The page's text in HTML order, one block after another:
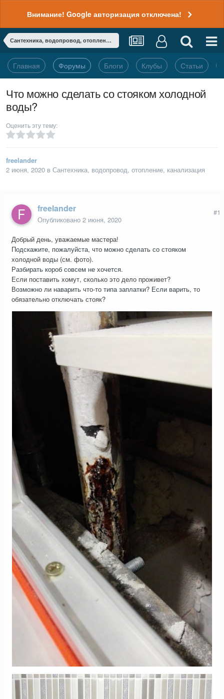
Внимание! Google авторизация отключена!
Сантехника, водопровод, отопление, канализация
Главная Форумы Блоги Клубы Статьи
Что можно сделать со стояком холодной
воды?
Оценить эту тему:
freelander
2 июня, 2020 в Сантехника, водопровод, отопление, канализация
freelander
Опубликовано 2 июня, 2020
#1
Добрый день, уважаемые мастера!
Подскажите, пожалуйста, что можно сделать со стояком
холодной воды (см. фото).
Разбирать короб совсем не хочется.
Если поставить хомут, сколько это дело проживет?
Возможно ли наварить что-то типа заплатки? Если варить, то
обязательно отключать стояк?